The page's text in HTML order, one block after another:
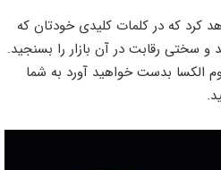
کرد که در کلمات کلیدی خودتان که
و سختی رقابت در آن بازار را بسنجید.
الکسا بدست خواهید آورد به شما